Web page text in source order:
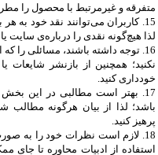
متفرقه و غیرمرتبط با محصول را
15. کاربران می‌توانند نقد خود به
لذا هیچ‌گونه نقدی را درباره‌ی
16. توجه داشته باشند، مسائلی را
نکنید؛ همچنین از بازنشر شایعات
خودداری کنید.
17. بهتر است مطالبی در این
باشد؛ لذا از بیان هرگونه
پرهیز کنید.
18. لازم است نظرات خود را به
استفاده از ادبیات محاوره تا جای